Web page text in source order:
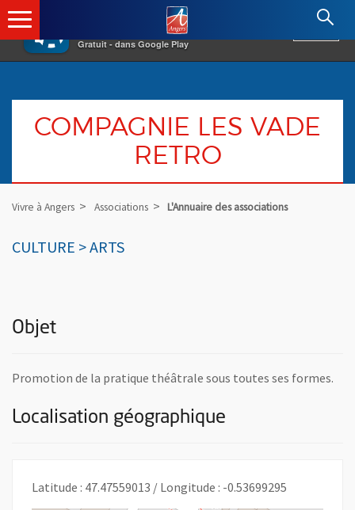
×
Gratuit - dans Google Play
Angers.fr : Retour à l'accueil
COMPAGNIE LES VADE
RETRO
Vivre à Angers Associations L'Annuaire des associations
CULTURE > ARTS
Objet
Promotion de la pratique théâtrale sous toutes ses formes.
Localisation géographique
Latitude : 47.47559013 / Longitude : -0.53699295